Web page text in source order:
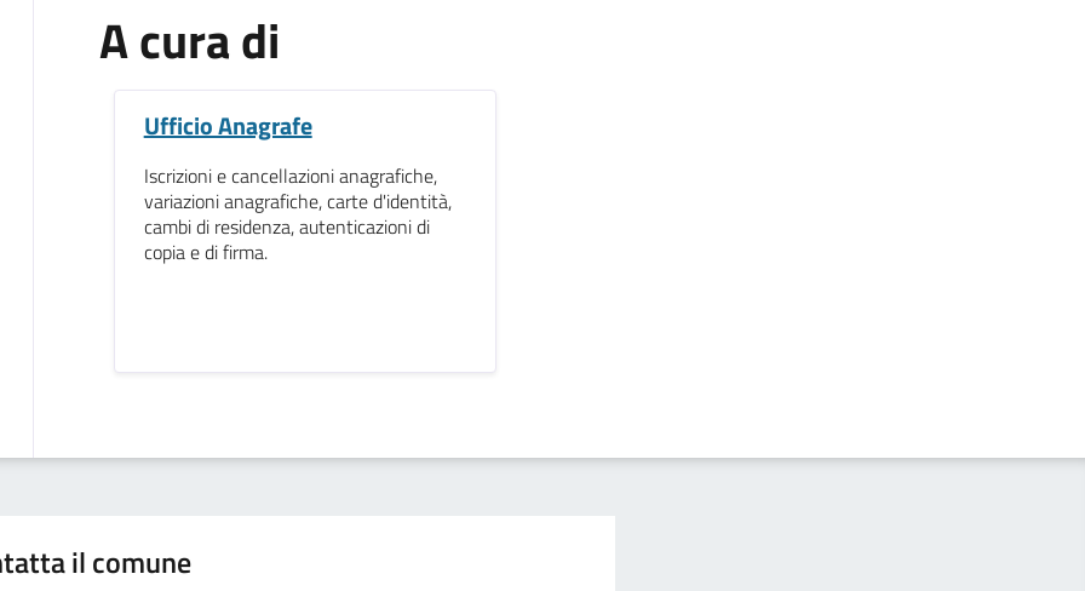
A cura di
Ufficio Anagrafe
Iscrizioni e cancellazioni anagrafiche,
variazioni anagrafiche, carte d'identità,
cambi di residenza, autenticazioni di
copia e di firma.
il comune